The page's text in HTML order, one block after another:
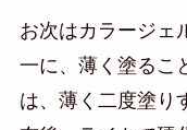
お次はカラージェ
一に、薄く塗るこ
は、薄く二度塗り